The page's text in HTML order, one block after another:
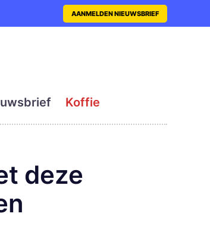
en
AANMELDEN NIEUWSBRIEF
Koffie
deze